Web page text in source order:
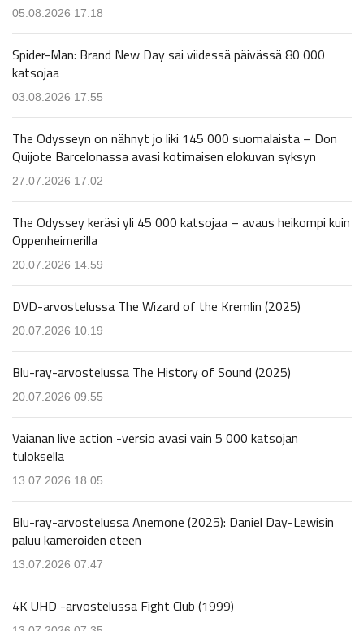
05.08.2026 17.18
Spider-Man: Brand New Day sai viidessä päivässä 80 000
katsojaa
03.08.2026 17.55
The Odysseyn on nähnyt jo liki 145 000 suomalaista – Don
Quijote Barcelonassa avasi kotimaisen elokuvan syksyn
27.07.2026 17.02
The Odyssey keräsi yli 45 000 katsojaa – avaus heikompi kuin
Oppenheimerilla
20.07.2026 14.59
DVD-arvostelussa The Wizard of the Kremlin (2025)
20.07.2026 10.19
Blu-ray-arvostelussa The History of Sound (2025)
20.07.2026 09.55
Vaianan live action -versio avasi vain 5 000 katsojan
tuloksella
13.07.2026 18.05
Blu-ray-arvostelussa Anemone (2025): Daniel Day-Lewisin
paluu kameroiden eteen
13.07.2026 07.47
4K UHD -arvostelussa Fight Club (1999)